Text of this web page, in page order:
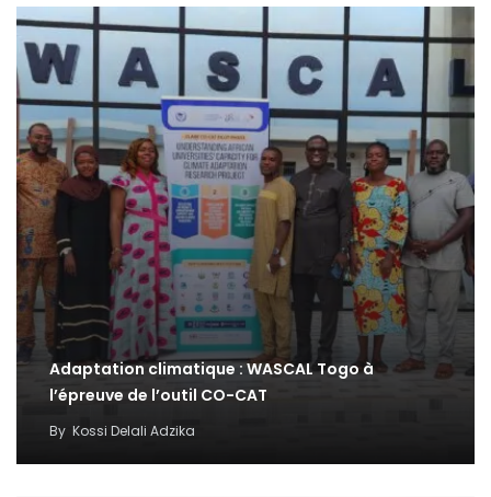
Adaptation climatique : WASCAL Togo à
l’épreuve de l’outil CO-CAT
By Kossi Delali Adzika